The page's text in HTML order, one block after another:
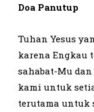
Doa Panutup
Tuhan Yesus
karena Engkau
sahabat-Mu
kami untuk
terutama untuk